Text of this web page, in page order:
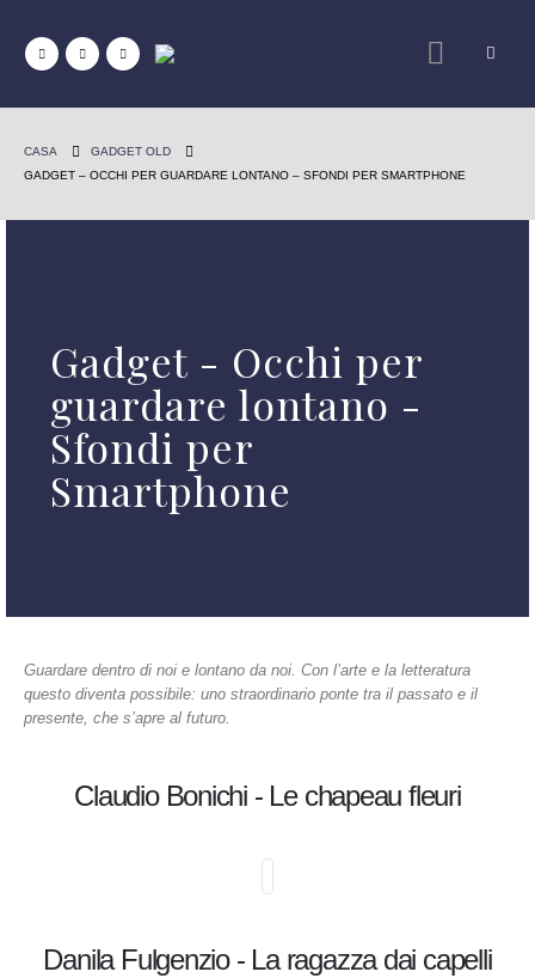
CASA
GADGET OLD
GADGET – OCCHI PER GUARDARE LONTANO – SFONDI PER SMARTPHONE
Gadget - Occhi per
guardare lontano -
Sfondi per
Smartphone
Guardare dentro di noi e lontano da noi. Con l’arte e la letteratura
questo diventa possibile: uno straordinario ponte tra il passato e il
presente, che s’apre al futuro.
Claudio Bonichi - Le chapeau fleuri
Danila Fulgenzio - La ragazza dai capelli